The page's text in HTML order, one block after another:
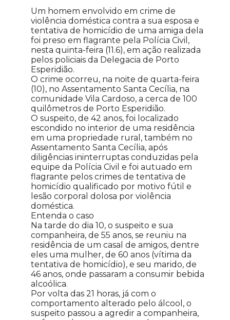
Um homem envolvido em crime de
violência doméstica contra a sua esposa e
tentativa de homicídio de uma amiga dela
foi preso em flagrante pela Polícia Civil,
nesta quinta-feira (11.6), em ação realizada
pelos policiais da Delegacia de Porto
Esperidião.
O crime ocorreu, na noite de quarta-feira
(10), no Assentamento Santa Cecília, na
comunidade Vila Cardoso, a cerca de 100
quilômetros de Porto Esperidião.
O suspeito, de 42 anos, foi localizado
escondido no interior de uma residência
em uma propriedade rural, também no
Assentamento Santa Cecília, após
diligências ininterruptas conduzidas pela
equipe da Polícia Civil e foi autuado em
flagrante pelos crimes de tentativa de
homicídio qualificado por motivo fútil e
lesão corporal dolosa por violência
doméstica.
Entenda o caso
Na tarde do dia 10, o suspeito e sua
companheira, de 55 anos, se reuniu na
residência de um casal de amigos, dentre
eles uma mulher, de 60 anos (vítima da
tentativa de homicídio), e seu marido, de
46 anos, onde passaram a consumir bebida
alcoólica.
Por volta das 21 horas, já com o
comportamento alterado pelo álcool, o
suspeito passou a agredir a companheira,